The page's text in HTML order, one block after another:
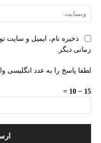
ذخیره نام، ایمیل و سایت
زمانی دیگر.
لطفا پاسخ را به عدد انگلیسی
15 − 10 =